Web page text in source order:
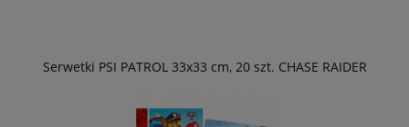
Serwetki PSI PATROL 33x33 cm, 20 szt. CHASE RAIDER